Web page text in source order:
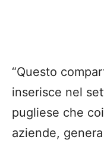
“Questo
inserisce nel
pugliese che
aziende,